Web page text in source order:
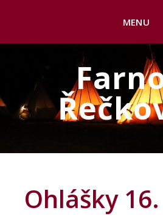
MENU
Ohlášky